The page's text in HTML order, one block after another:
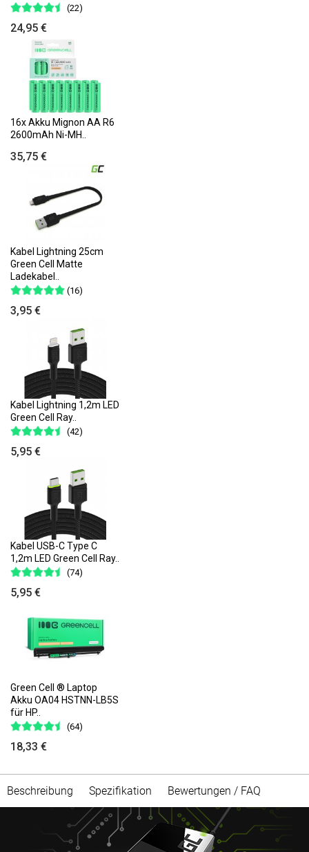
(22)
24,95 €
16x Akku Mignon AA R6
2600mAh Ni-MH..
35,75 €
Kabel Lightning 25cm
Green Cell Matte
Ladekabel..
(16)
3,95 €
Kabel Lightning 1,2m LED
Green Cell Ray..
(42)
5,95 €
Kabel USB-C Type C
1,2m LED Green Cell Ray..
(74)
5,95 €
Green Cell ® Laptop
Akku OA04 HSTNN-LB5S
für HP..
(64)
18,33 €
Beschreibung Spezifikation Bewertungen / FAQ